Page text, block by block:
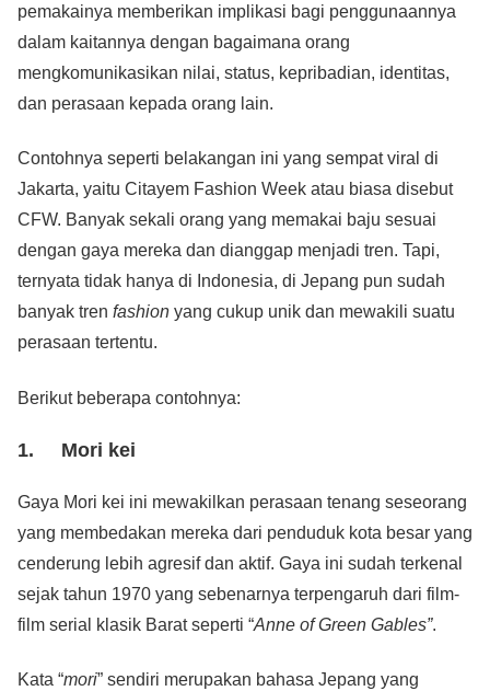
pemakainya memberikan implikasi bagi penggunaannya
dalam kaitannya dengan bagaimana orang
mengkomunikasikan nilai, status, kepribadian, identitas,
dan perasaan kepada orang lain.
Contohnya seperti belakangan ini yang sempat viral di
Jakarta, yaitu Citayem Fashion Week atau biasa disebut
CFW. Banyak sekali orang yang memakai baju sesuai
dengan gaya mereka dan dianggap menjadi tren. Tapi,
ternyata tidak hanya di Indonesia, di Jepang pun sudah
banyak tren fashion yang cukup unik dan mewakili suatu
perasaan tertentu.
Berikut beberapa contohnya:
1. Mori kei
Gaya Mori kei ini mewakilkan perasaan tenang seseorang
yang membedakan mereka dari penduduk kota besar yang
cenderung lebih agresif dan aktif. Gaya ini sudah terkenal
sejak tahun 1970 yang sebenarnya terpengaruh dari film-
film serial klasik Barat seperti “Anne of Green Gables”.
Kata “mori” sendiri merupakan bahasa Jepang yang